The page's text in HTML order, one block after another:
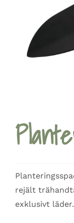
rejält
exklusivt läder.